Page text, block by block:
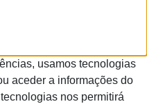
usamos tecnologias
aceder a informações do
nos permitirá